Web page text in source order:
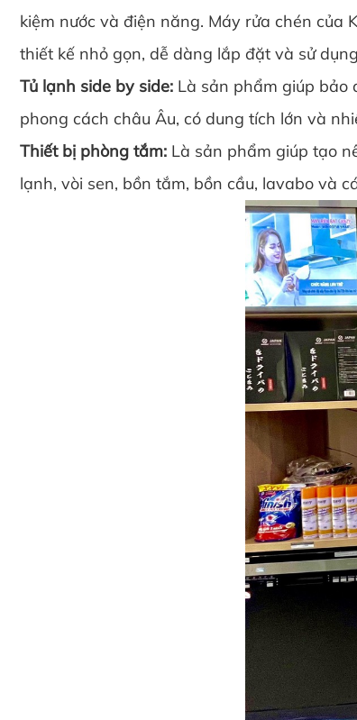
kiệm nước và điện năng. Máy rửa chén của
thiết kế nhỏ gọn, dễ dàng lắp đặt và sử
Tủ lạnh side by side: Là sản phẩm giúp bảo
phong cách châu Âu, có dung tích lớn và
Thiết bị phòng tắm: Là sản phẩm giúp tạo
lạnh, vòi sen, bồn tắm, bồn cầu, lavabo và